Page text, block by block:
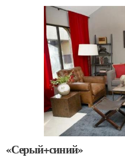
«Серый+синий»